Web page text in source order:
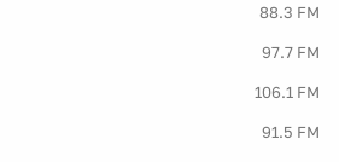
88.3 FM
97.7 FM
106.1 FM
91.5 FM